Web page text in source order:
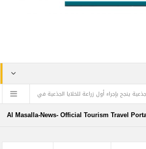
ينجح بإجراء أول زراعة للخلايا الجذعية في
التصلب اللويحي
Al Masalla-News- Official Tourism Travel